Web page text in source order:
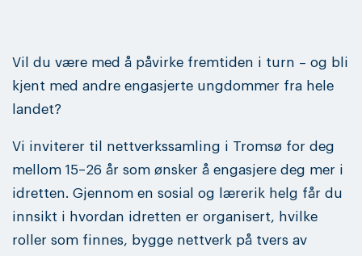
Vil du være med å påvirke fremtiden i turn – og bli
kjent med andre engasjerte ungdommer fra hele
landet?
Vi inviterer til nettverkssamling i Tromsø for deg
mellom 15–26 år som ønsker å engasjere deg mer i
idretten. Gjennom en sosial og lærerik helg får du
innsikt i hvordan idretten er organisert, hvilke
roller som finnes, bygge nettverk på tvers av